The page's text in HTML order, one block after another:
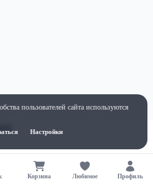
Корзина Любимое Профиль
пользователей сайта используются
Настройки